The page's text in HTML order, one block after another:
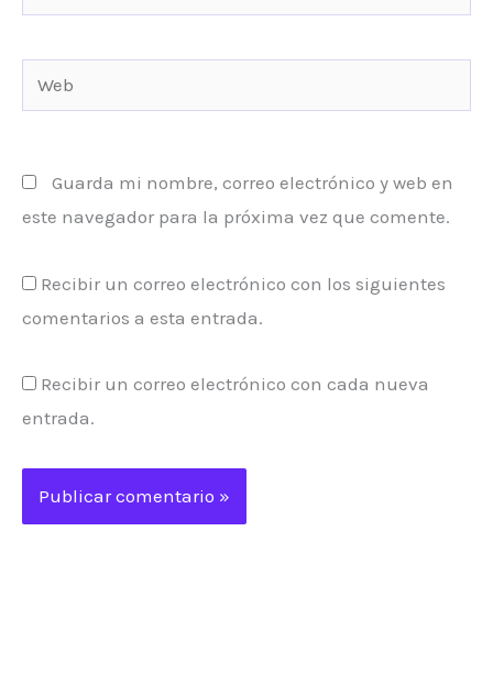
electrónico*
Guarda mi nombre, correo electrónico y web en
este navegador para la próxima vez que comente.
Recibir un correo electrónico con los siguientes
comentarios a esta entrada.
Recibir un correo electrónico con cada nueva
entrada.